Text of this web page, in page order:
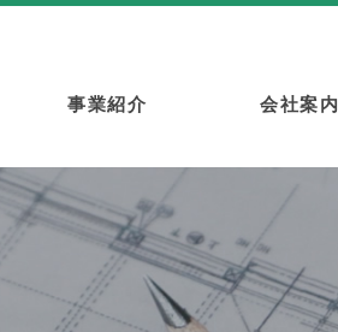
事業紹介 会社案内